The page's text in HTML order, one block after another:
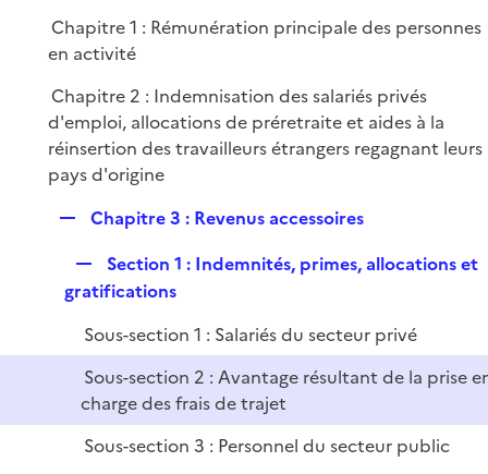
e
r
l
i
e
r
p
l
i
r
Chapitre 1 : Rémunération principale des personnes
en activité
Chapitre 2 : Indemnisation des salariés privés
d'emploi, allocations de préretraite et aides à la
réinsertion des travailleurs étrangers regagnant leurs
pays d'origine
p
l
e
r
Chapitre 3 : Revenus accessoires
e
l
r
Section 1 : Indemnités, primes, allocations et
gratifications
Sous-section 1 : Salariés du secteur privé
Sous-section 2 : Avantage résultant de la prise
charge des frais de trajet
Sous-section 3 : Personnel du secteur public